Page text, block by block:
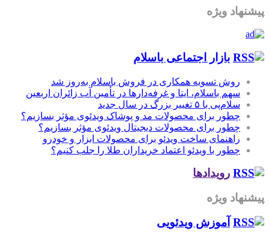
پیشنهاد ویژه
بازار اجتماعی باسلام
روش تسویه همکاری در فروش باسلام به‌روز شد
سهم باسلام، ایتا و غرفه‌دارها در تأمین آب زائران اربعین
سلام‌پی با ۵ تغییر بزرگ در سال جدید
چطور برای محصولات مد و پوشاک ویدئوی مؤثر بسازیم؟
چطور برای محصولات دیجیتال ویدئوی مؤثر بسازیم؟
راهنمای ساخت ویدئو برای محصولات ابزار و خودرو
چطور با ویدئو اعتماد خریداران طلا را جلب کنیم؟
رویدادها
پیشنهاد ویژه
آموزش‌ ویدئویی